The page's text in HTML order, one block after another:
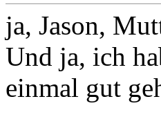
ja, Jason,
Und ja, ich
einmal gut